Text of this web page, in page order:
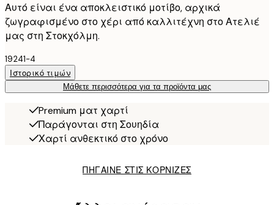
Αυτό είναι ένα αποκλειστικό μοτίβο, αρχικά
ζωγραφισμένο στο χέρι από καλλιτέχνη στο Ατελιέ
μας στη Στοκχόλμη.
19241-4
Ιστορικό τιμών
Μάθετε περισσότερα για τα προϊόντα μας
Premium ματ χαρτί
Παράγονται στη Σουηδία
Χαρτί ανθεκτικό στο χρόνο
ΠΗΓΑΙΝΕ ΣΤΙΣ ΚΟΡΝΙΖΕΣ